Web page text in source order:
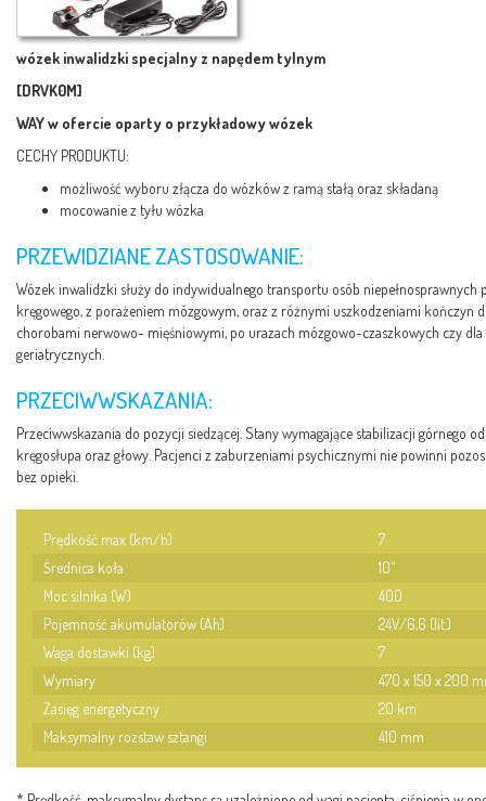
wózek inwalidzki specjalny z napędem tylnym
[DRVK0M]
WAY w ofercie oparty o przykładowy wózek
CECHY PRODUKTU:
możliwość wyboru złącza do wózków z ramą stałą oraz składaną
mocowanie z tyłu wózka
PRZEWIDZIANE ZASTOSOWANIE:
Wózek inwalidzki służy do indywidualnego transportu osób niepełnosprawnych
kręgowego, z porażeniem mózgowym, oraz z różnymi uszkodzeniami kończyn
chorobami nerwowo- mięśniowymi, po urazach mózgowo-czaszkowych czy
geriatrycznych.
PRZECIWWSKAZANIA:
Przeciwwskazania do pozycji siedzącej. Stany wymagające stabilizacji górnego
kręgosłupa oraz głowy. Pacjenci z zaburzeniami psychicznymi nie powinni
bez opieki.
Prędkość max (km/h)
7
Średnica koła
10"
Moc silnika (W)
400
Pojemność akumulatorów (Ah)
24V/6,6 (lit.)
Waga dostawki (kg)
7
Wymiary
470 x 150 x 200
Zasięg energetyczny
20 km
Maksymalny rozstaw sztangi
410 mm